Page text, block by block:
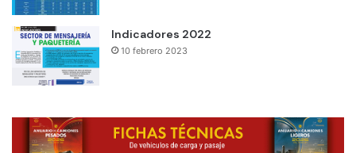
Indicadores 2022
10 febrero 2023